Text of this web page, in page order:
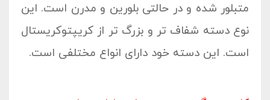
متبلور شده و در حالتی بلورین و مدرن است. این
نوع دسته شفاف تر و بزرگ تر از کریپتوکریستال
است. این دسته خود دارای انواع مختلفی است.